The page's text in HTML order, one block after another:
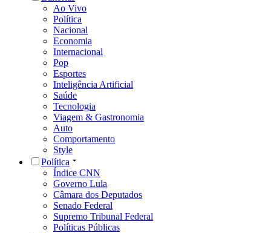
Ao Vivo
Política
Nacional
Economia
Internacional
Pop
Esportes
Inteligência Artificial
Saúde
Tecnologia
Viagem & Gastronomia
Auto
Comportamento
Style
Política
Índice CNN
Governo Lula
Câmara dos Deputados
Senado Federal
Supremo Tribunal Federal
Políticas Públicas